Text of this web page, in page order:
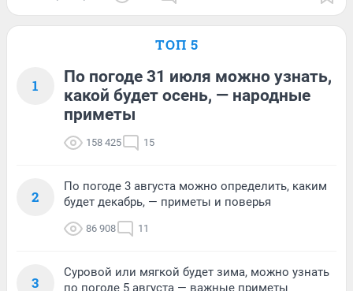
ТОП 5
1
По погоде 31 июля можно узнать,
какой будет осень, — народные
приметы
158 425 15
2
По погоде 3 августа можно определить, каким
будет декабрь, — приметы и поверья
86 908 11
3
Суровой или мягкой будет зима, можно узнать
по погоде 5 августа — важные приметы